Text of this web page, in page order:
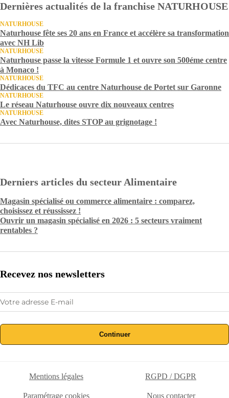
Dernières actualités de la franchise NATURHOUSE
NATURHOUSE
Naturhouse fête ses 20 ans en France et accélère sa transformation
avec NH Lib
NATURHOUSE
Naturhouse passe la vitesse Formule 1 et ouvre son 500éme centre
à Monaco !
NATURHOUSE
Dédicaces du TFC au centre Naturhouse de Portet sur Garonne
NATURHOUSE
Le réseau Naturhouse ouvre dix nouveaux centres
NATURHOUSE
Avec Naturhouse, dites STOP au grignotage !
Derniers articles du secteur Alimentaire
Magasin spécialisé ou commerce alimentaire : comparez,
choisissez et réussissez !
Ouvrir un magasin spécialisé en 2026 : 5 secteurs vraiment
rentables ?
Recevez nos newsletters
Continuer
Mentions légales RGPD / DGPR
Paramétrage cookies Nous contacter